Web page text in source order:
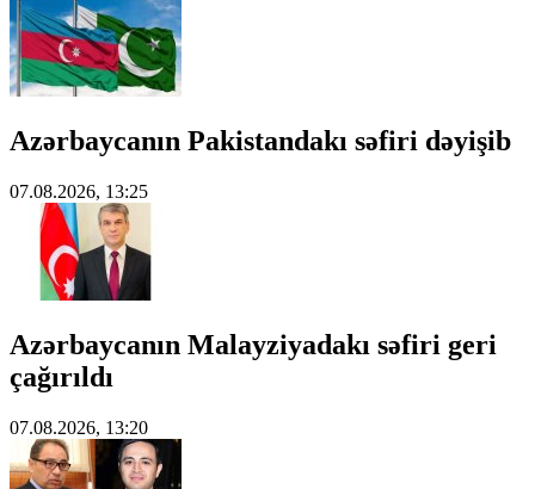
Azərbaycanın Pakistandakı səfiri dəyişib
07.08.2026, 13:25
Azərbaycanın Malayziyadakı səfiri geri
çağırıldı
07.08.2026, 13:20